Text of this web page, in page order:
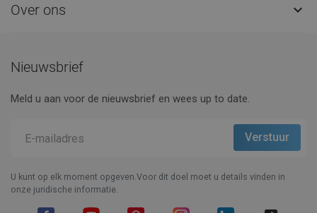
Over ons 
Nieuwsbrief
Meld u aan voor de nieuwsbrief en wees up to date.
U kunt op elk moment opgeven.Voor dit doel moet u details vinden in
onze juridische informatie.